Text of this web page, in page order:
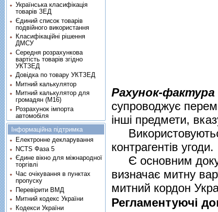
Рахунок-фактура
супроводжує
інші предмети,
контрагентів угоди.
Є основним
визначає митну
митний кордон
Регламентуючі
Українська класифікація
товарів ЗЕД
Єдиний список товарів
подвійного використання
Класифікаційні рішення
ДМСУ
Середня розрахункова
вартість товарів згідно
УКТЗЕД
Довідка по товару УКТЗЕД
Митний калькулятор
Митний калькулятор для
громадян (М16)
Розрахунок імпорта
автомобіля
Інформаційна підтримка
Електронне декларування
NCTS Фаза 5
Єдине вікно для міжнародної
торгівлі
Час очікування в пунктах
пропуску
Перевірити ВМД
Митний кодекс України
Кодекси України